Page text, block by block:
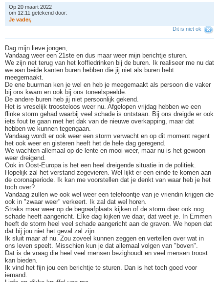
Op 20 maart 2022
om 12:11 getekend door:
Je vader,
Dit is niet ok
Dag mijn lieve jongen,
Vandaag weer een 21ste en dus maar weer mijn berichtje sturen.
We zijn net terug van het koffiedrinken bij de buren. Ik realiseer me nu dat
we aan beide kanten buren hebben die jij niet als buren hebt
meegemaakt.
De ene buurman ken je wel en heb je meegemaakt als persoon die vaker
bij ons kwam en ook bij ons toneelspeelde.
De andere buren heb jij niet persoonlijk gekend.
Het is vreselijk troosteloos weer nu. Afgelopen vrijdag hebben we een
flinke storm gehad waarbij veel schade is ontstaan. Bij ons dreigde er ook
iets fout te gaan met het dak van de nieuwe overkapping, maar dat
hebben we kunnen tegengaan.
Vandaag wordt er ook weer een storm verwacht en op dit moment regent
het ook weer en gisteren heeft het de hele dag geregend.
We wachten allemaal op de lente en mooi weer, maar nu is het gewoon
weer dreigend.
Ook in Oost-Europa is het een heel dreigende situatie in de politiek.
Hopelijk zal het verstand zegevieren. Wel lijkt er een einde te komen aan
de coronaperiode. Ik kan me voorstellen dat je denkt van waar heb je het
toch over?
Vandaag zullen we ook wel weer een telefoontje van je vriendin krijgen die
ook in "zwaar weer" verkeert. Ik zal dat wel horen.
Straks maar weer op de begraafplaats kijken of de storm daar ook nog
schade heeft aangericht. Elke dag kijken we daar, dat weet je. In Emmen
heeft de storm heel veel schade aangericht aan de graven. We hopen dat
dat bij jou niet het geval zal zijn.
Ik sluit maar af nu. Zou zoveel kunnen zeggen en vertellen over wat in
ons leven speelt. Misschien kun je dat allemaal volgen van "boven".
Dat is de vraag die heel veel mensen bezighoudt en veel mensen troost
kan bieden.
Ik vind het fijn jou een berichtje te sturen. Dan is het toch goed voor
iemand.